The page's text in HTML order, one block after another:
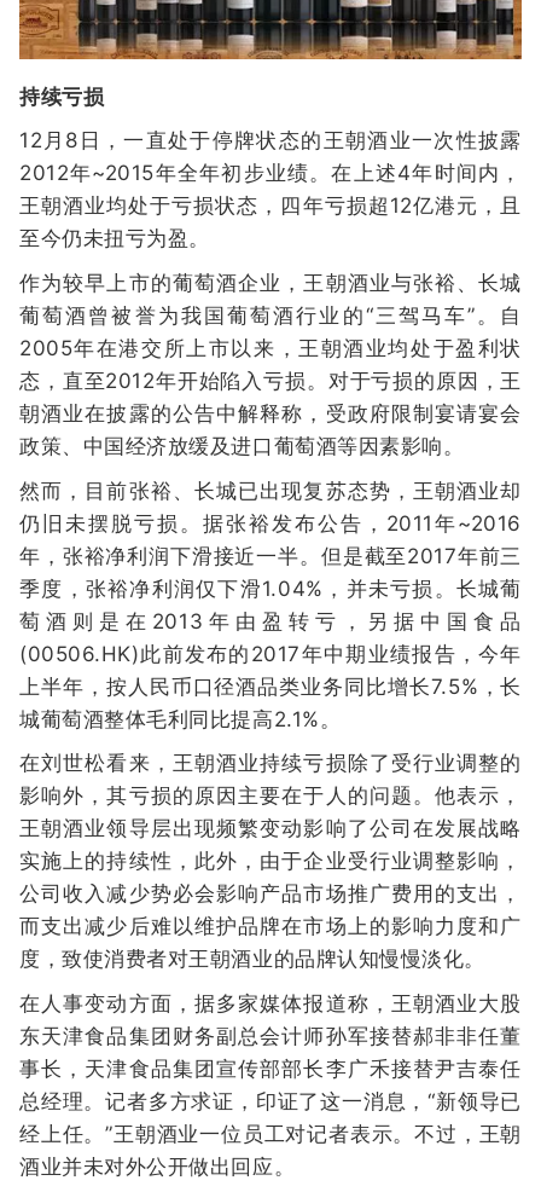
持续亏损
12月8日，一直处于停牌状态的王朝酒业一次性披露
2012年~2015年全年初步业绩。在上述4年时间内，
王朝酒业均处于亏损状态，四年亏损超12亿港元，且
至今仍未扭亏为盈。
作为较早上市的葡萄酒企业，王朝酒业与张裕、长城
葡萄酒曾被誉为我国葡萄酒行业的“三驾马车”。自
2005年在港交所上市以来，王朝酒业均处于盈利状
态，直至2012年开始陷入亏损。对于亏损的原因，王
朝酒业在披露的公告中解释称，受政府限制宴请宴会
政策、中国经济放缓及进口葡萄酒等因素影响。
然而，目前张裕、长城已出现复苏态势，王朝酒业却
仍旧未摆脱亏损。据张裕发布公告，2011年~2016
年，张裕净利润下滑接近一半。但是截至2017年前三
季度，张裕净利润仅下滑1.04%，并未亏损。长城葡
萄酒则是在2013年由盈转亏，另据中国食品
(00506.HK)此前发布的2017年中期业绩报告，今年
上半年，按人民币口径酒品类业务同比增长7.5%，长
城葡萄酒整体毛利同比提高2.1%。
在刘世松看来，王朝酒业持续亏损除了受行业调整的
影响外，其亏损的原因主要在于人的问题。他表示，
王朝酒业领导层出现频繁变动影响了公司在发展战略
实施上的持续性，此外，由于企业受行业调整影响，
公司收入减少势必会影响产品市场推广费用的支出，
而支出减少后难以维护品牌在市场上的影响力度和广
度，致使消费者对王朝酒业的品牌认知慢慢淡化。
在人事变动方面，据多家媒体报道称，王朝酒业大股
东天津食品集团财务副总会计师孙军接替郝非非任董
事长，天津食品集团宣传部部长李广禾接替尹吉泰任
总经理。记者多方求证，印证了这一消息，“新领导已
经上任。”王朝酒业一位员工对记者表示。不过，王朝
酒业并未对外公开做出回应。